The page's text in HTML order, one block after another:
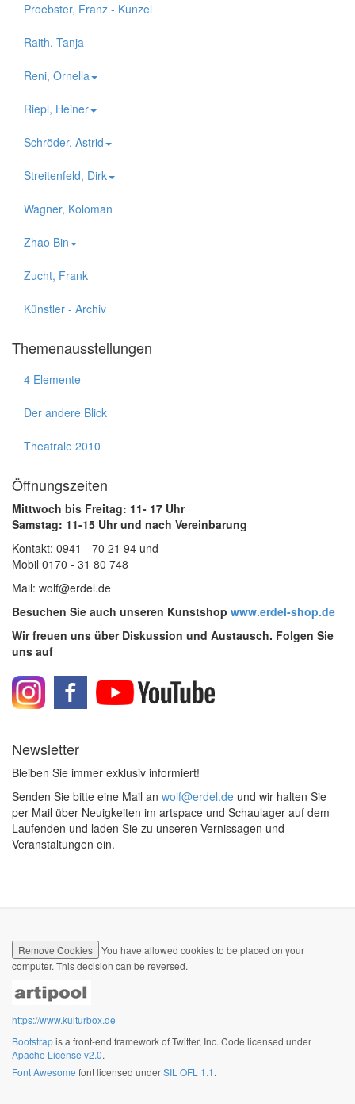
Proebster, Franz - Kunzel
Raith, Tanja
Reni, Ornella
Riepl, Heiner
Schröder, Astrid
Streitenfeld, Dirk
Wagner, Koloman
Zhao Bin
Zucht, Frank
Künstler - Archiv
Themenausstellungen
4 Elemente
Der andere Blick
Theatrale 2010
Öffnungszeiten
Mittwoch bis Freitag: 11- 17 Uhr
Samstag: 11-15 Uhr und nach Vereinbarung
Kontakt: 0941 - 70 21 94 und
Mobil 0170 - 31 80 748
Mail: wolf@erdel.de
Besuchen Sie auch unseren Kunstshop www.erdel-shop.de
Wir freuen uns über Diskussion und Austausch. Folgen Sie
uns auf
Newsletter
Bleiben Sie immer exklusiv informiert!
Senden Sie bitte eine Mail an wolf@erdel.de und wir halten Sie
per Mail über Neuigkeiten im artspace und Schaulager auf dem
Laufenden und laden Sie zu unseren Vernissagen und
Veranstaltungen ein.
Remove Cookies
You have allowed cookies to be placed on your
computer. This decision can be reversed.
https://www.kulturbox.de
Bootstrapis a front-end framework of Twitter, Inc. Code licensed under
Apache License v2.0.
Font Awesome font licensed underSIL OFL 1.1.